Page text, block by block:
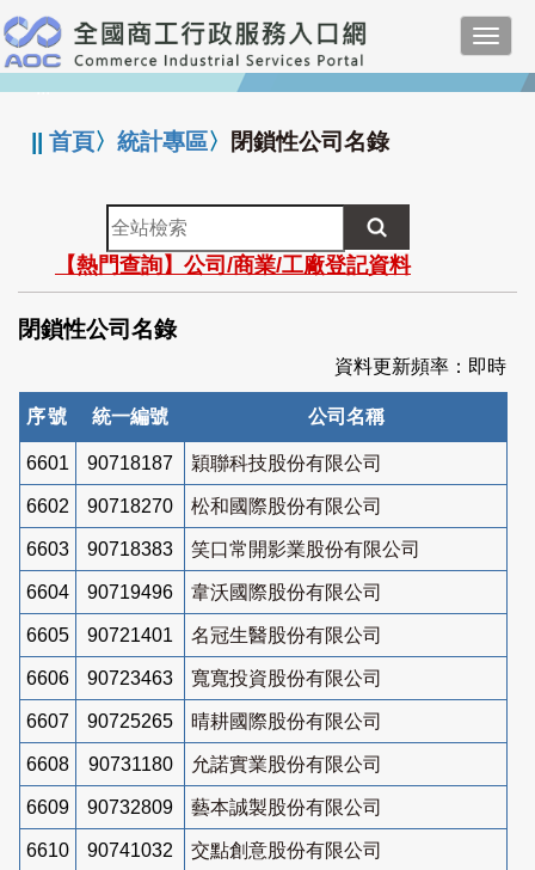
跳
到
主
要
:::
||首頁〉統計專區〉 閉鎖性公司名錄
全
站
檢
索
【熱門查詢】公司/商業/工廠登記資料
閉鎖性公司名錄
資料更新頻率：即時
序號 統一編號 公司名稱
6601 90718187 穎聯科技股份有限公司
6602 90718270 松和國際股份有限公司
6603 90718383 笑口常開影業股份有限公司
6604 90719496 韋沃國際股份有限公司
6605 90721401 名冠生醫股份有限公司
6606 90723463 寬寬投資股份有限公司
6607 90725265 晴耕國際股份有限公司
6608 90731180 允諾實業股份有限公司
6609 90732809 藝本誠製股份有限公司
6610 90741032 交點創意股份有限公司